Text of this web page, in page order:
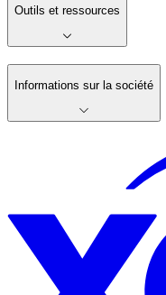
Outils et ressources
Informations sur la société